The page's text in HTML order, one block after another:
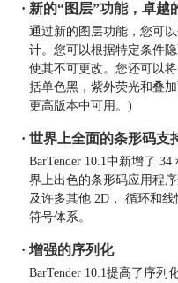
· 新的“图层”功能，卓越
通过新的图层功能，您可
计。您可以根据特定条件
使其不可更改。您还可以
括单色黑，紫外荧光和叠加
更高版本中可用。)
· 世界上全面的条形码支
BarTender 10.1中新增了
界上出色的条形码应用程
及许多其他 2D， 循环和
符号体系。
· 增强的序列化
BarTender 10.1提高了序列